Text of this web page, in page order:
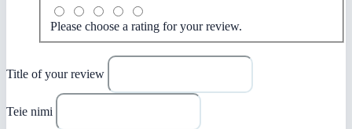
Please choose a rating for your review.
Title of your review
Teie nimi